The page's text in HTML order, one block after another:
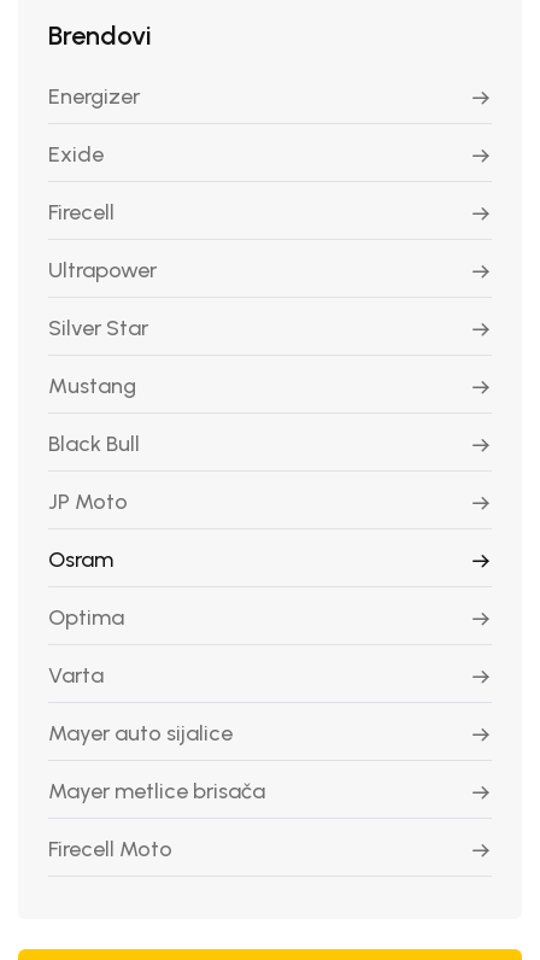
Brendovi
Energizer
Exide
Firecell
Ultrapower
Silver Star
Mustang
Black Bull
JP Moto
Osram
Optima
Varta
Mayer auto sijalice
Mayer metlice brisača
Firecell Moto